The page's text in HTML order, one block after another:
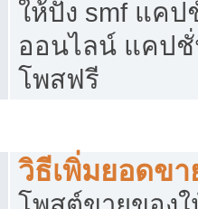
ให้ปัง smf แค
ออนไลน์ แคป
โพสฟรี
วิธีเพิ่มยอดข